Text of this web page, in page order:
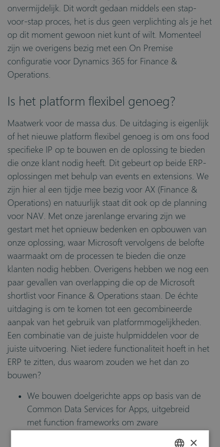
onvermijdelijk. Dit wordt gedaan middels een stap-
voor-stap proces, het is dus geen verplichting als je het
op dit moment gewoon niet kunt of wilt. Momenteel
zijn we overigens bezig met een On Premise
configuratie voor Dynamics 365 for Finance &
Operations.
Is het platform flexibel genoeg?
Maatwerk voor de massa dus. De uitdaging is eigenlijk
of het nieuwe platform flexibel genoeg is om ons food
specifieke IP op te bouwen en de oplossing te bieden
die onze klant nodig heeft. Dit gebeurt op beide ERP-
oplossingen met behulp van events en extensions. We
zijn hier al een tijdje mee bezig voor AX (Finance &
Operations) en natuurlijk staat dit ook op de planning
voor NAV. Met onze jarenlange ervaring zijn we
gestart met het opnieuw bedenken en opbouwen van
onze oplossing, waar Microsoft vervolgens de belofte
waarmaakt om de processen te bieden die onze
klanten nodig hebben. Overigens hebben we nog een
paar gevallen van overlapping die op de Microsoft
shortlist voor Finance & Operations staan. De échte
uitdaging is om te komen tot een gecombineerde
aanpak van het gebruik van platformmogelijkheden.
Een combinatie van de juiste hulpmiddelen voor de
juiste uitvoering. Niet iedere functionaliteit hoeft in het
ERP te zitten, dus waarom zouden we het dan zo
bouwen?
We bouwen doelgerichte apps op basis van de
Common Data Services for Apps, uitgebreid
met function frameworks om zware
×